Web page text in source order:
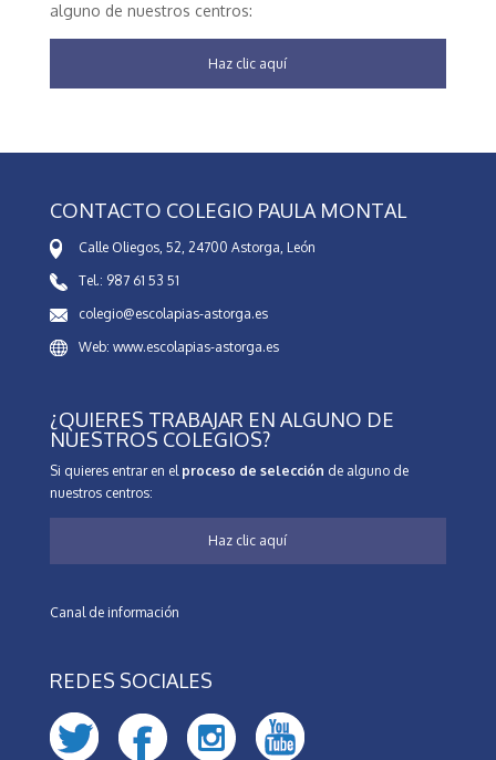
alguno de nuestros centros:
Haz clic aquí
CONTACTO COLEGIO PAULA MONTAL
Calle Oliegos, 52, 24700 Astorga, León
Tel.: 987 61 53 51
colegio@escolapias-astorga.es
Web: www.escolapias-astorga.es
¿QUIERES TRABAJAR EN ALGUNO DE
NUESTROS COLEGIOS?
Si quieres entrar en el proceso de selección de alguno de
nuestros centros:
Haz clic aquí
Canal de información
REDES SOCIALES